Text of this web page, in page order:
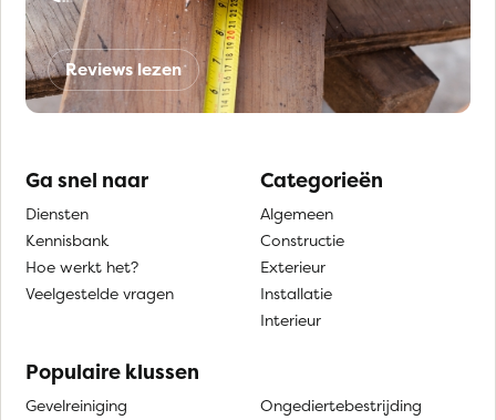
Reviews lezen
Ga snel naar
Diensten
Kennisbank
Hoe werkt het?
Veelgestelde vragen
Categorieën
Algemeen
Constructie
Exterieur
Installatie
Interieur
Populaire klussen
Gevelreiniging
Ongediertebestrijding